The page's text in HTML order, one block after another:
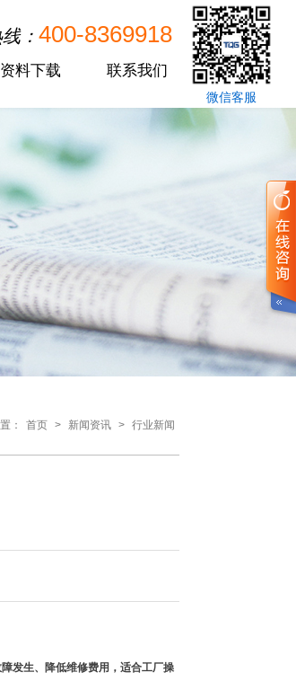
资料下载 联系我们
： 400-8369918
微信客服
： 首页 > 新闻资讯 > 行业新闻
发生、降低维修费用，适合工厂操